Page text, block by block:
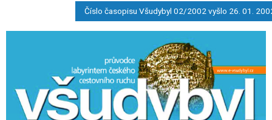
Číslo časopisu Všudybyl 02/2002 vyšlo 26. 01.